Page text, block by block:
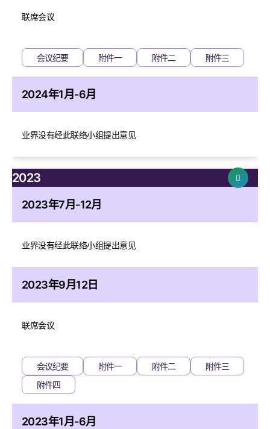
联席会议
会议纪要 附件一 附件二 附件三
2024年1月-6月
业界没有经此联络小组提出意见
2023
2023年7月-12月
业界没有经此联络小组提出意见
2023年9月12日
联席会议
会议纪要 附件一 附件二
附件三
附件四
2023年1月-6月